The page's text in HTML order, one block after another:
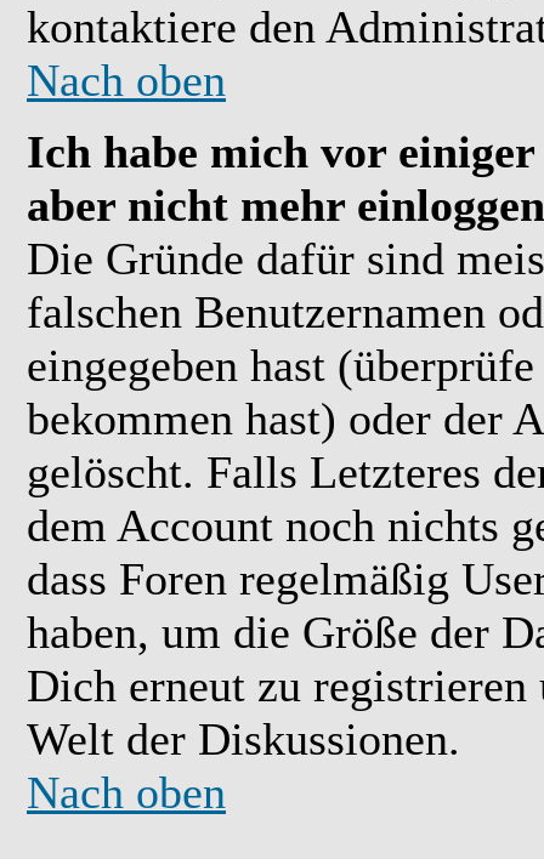
kontaktiere den
Nach oben
Ich habe mich vor
aber nicht mehr
Die Gründe dafür sind
falschen Benutzernamen
eingegeben hast
bekommen hast) oder der
gelöscht. Falls Letzteres
dem Account noch nichts
dass Foren regelmäßig
haben, um die Größe der
Dich erneut zu
Welt der Diskussionen.
Nach oben